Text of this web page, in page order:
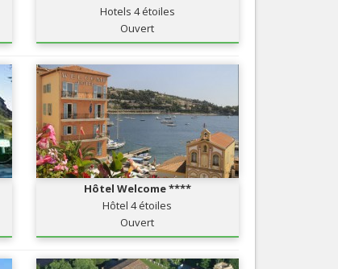
Tourisme, ...
Nice Aéroport
Hotels 4 étoiles
Ouvert
Hôtel Welcome ****
Hôtel 4 étoiles
Ouvert